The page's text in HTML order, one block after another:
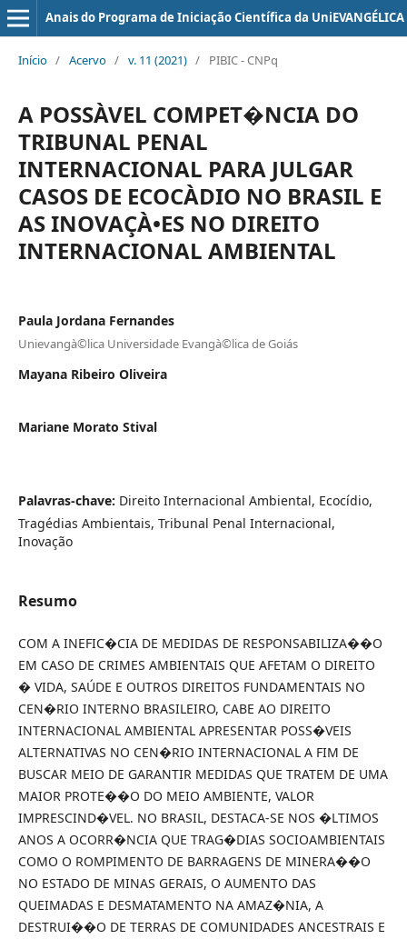
Anais do Programa de Iniciação Científica da UniEVANGÉLICA
Início / Acervo / v. 11 (2021) / PIBIC - CNPq
A POSSÀVEL COMPET�NCIA DO
TRIBUNAL PENAL
INTERNACIONAL PARA JULGAR
CASOS DE ECOCÀDIO NO BRASIL E
AS INOVAÇÀ•ES NO DIREITO
INTERNACIONAL AMBIENTAL
Paula Jordana Fernandes
Unievangà©lica Universidade Evangà©lica de Goiás
Mayana Ribeiro Oliveira
Mariane Morato Stival
Palavras-chave: Direito Internacional Ambiental, Ecocídio,
Tragédias Ambientais, Tribunal Penal Internacional,
Inovação
Resumo
COM A INEFIC�CIA DE MEDIDAS DE RESPONSABILIZA��O
EM CASO DE CRIMES AMBIENTAIS QUE AFETAM O DIREITO
� VIDA, SAÚDE E OUTROS DIREITOS FUNDAMENTAIS NO
CEN�RIO INTERNO BRASILEIRO, CABE AO DIREITO
INTERNACIONAL AMBIENTAL APRESENTAR POSS�VEIS
ALTERNATIVAS NO CEN�RIO INTERNACIONAL A FIM DE
BUSCAR MEIO DE GARANTIR MEDIDAS QUE TRATEM DE UMA
MAIOR PROTE��O DO MEIO AMBIENTE, VALOR
IMPRESCIND�VEL. NO BRASIL, DESTACA-SE NOS �LTIMOS
ANOS A OCORR�NCIA QUE TRAG�DIAS SOCIOAMBIENTAIS
COMO O ROMPIMENTO DE BARRAGENS DE MINERA��O
NO ESTADO DE MINAS GERAIS, O AUMENTO DAS
QUEIMADAS E DESMATAMENTO NA AMAZ�NIA, A
DESTRUI��O DE TERRAS DE COMUNIDADES ANCESTRAIS E